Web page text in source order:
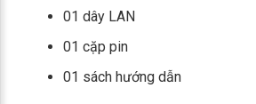
01 dây LAN
01 cặp pin
01 sách hướng dẫn